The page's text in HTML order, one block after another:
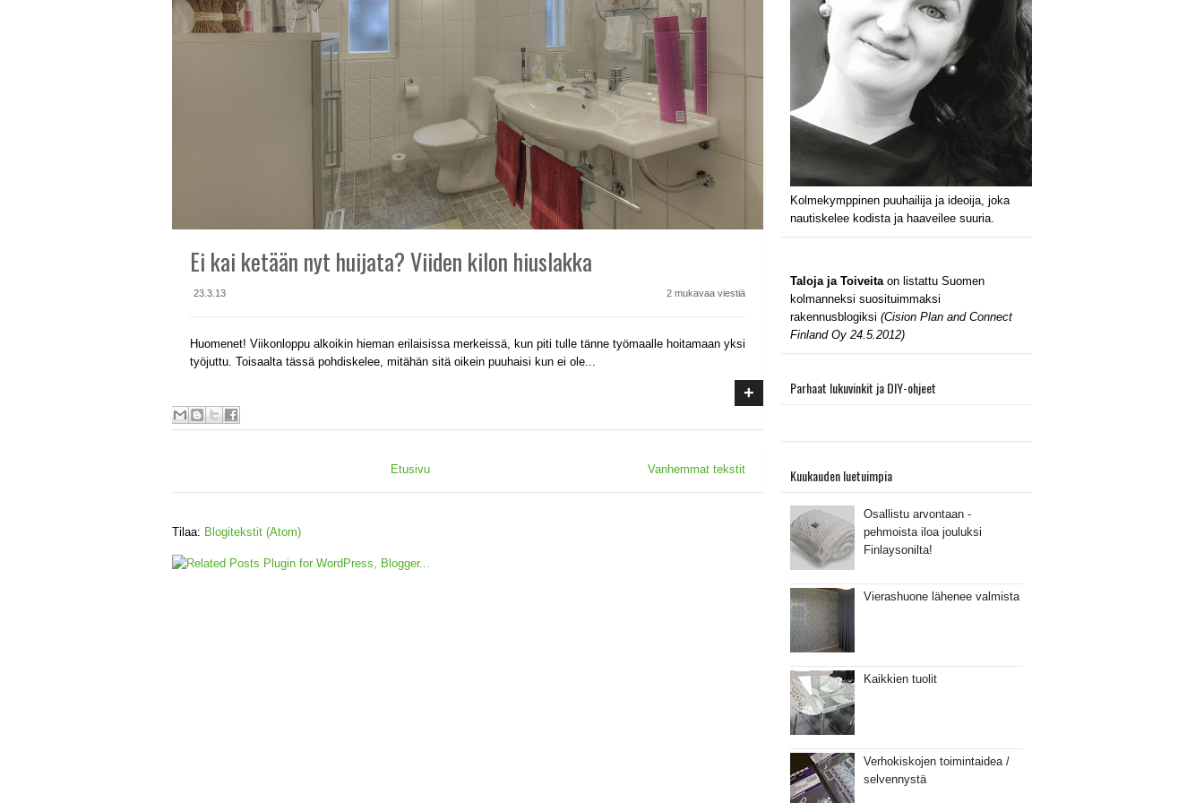
Ei kai ketään nyt huijata? Viiden kilon hiuslakka
23.3.13 2 mukavaa viestiä
Huomenet! Viikonloppu alkoikin hieman erilaisissa merkeissä, kun piti tulle tänne työmaalle hoitamaan yksi
työjuttu. Toisaalta tässä pohdiskelee, mitähän sitä oikein puuhaisi kun ei ole...
+
Vanhemmat tekstit
Etusivu
Tilaa: Blogitekstit (Atom)
Kolmekymppinen puuhailija ja ideoija, joka
nautiskelee kodista ja haaveilee suuria.
Taloja ja Toiveitaon listattu Suomen
kolmanneksi suosituimmaksi
rakennusblogiksi (Cision Plan and Connect
Finland Oy 24.5.2012)
Parhaat lukuvinkit ja DIY-ohjeet
Kuukauden luetuimpia
Osallistu arvontaan -
pehmoista iloa jouluksi
Finlaysonilta!
Vierashuone lähenee valmista
Kaikkien tuolit
Verhokiskojen toimintaidea /
selvennystä